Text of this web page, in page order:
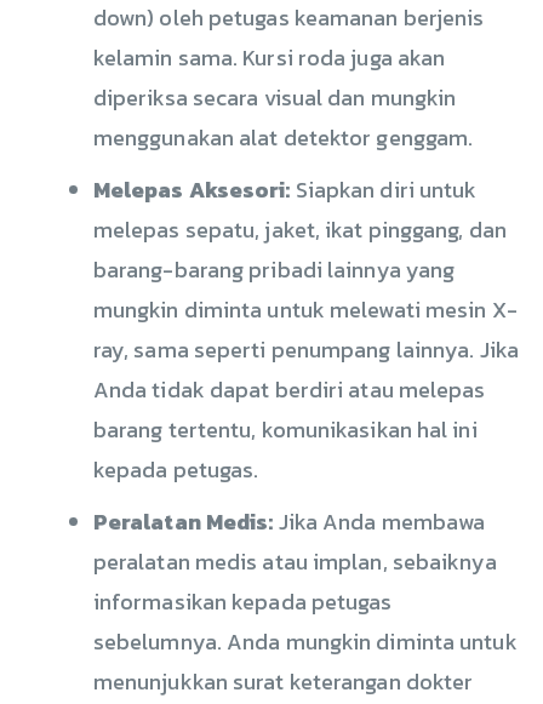
down) oleh petugas keamanan berjenis
kelamin sama. Kursi roda juga akan
diperiksa secara visual dan mungkin
menggunakan alat detektor genggam.
Melepas Aksesori: Siapkan diri untuk
melepas sepatu, jaket, ikat pinggang, dan
barang-barang pribadi lainnya yang
mungkin diminta untuk melewati mesin X-
ray, sama seperti penumpang lainnya. Jika
Anda tidak dapat berdiri atau melepas
barang tertentu, komunikasikan hal ini
kepada petugas.
Peralatan Medis:Jika Anda membawa
peralatan medis atau implan, sebaiknya
informasikan kepada petugas
sebelumnya. Anda mungkin diminta untuk
menunjukkan surat keterangan dokter